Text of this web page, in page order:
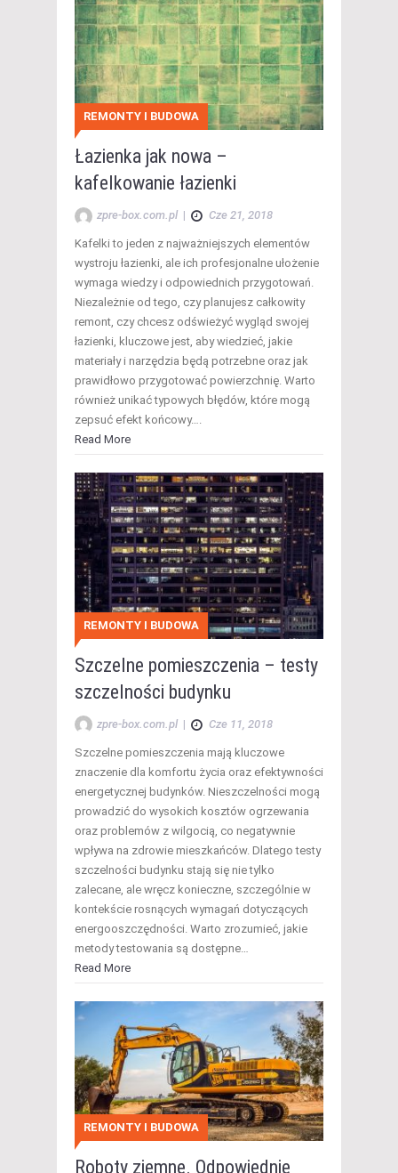
REMONTY I BUDOWA
Łazienka jak nowa –
kafelkowanie łazienki
zpre-box.com.pl | Cze 21, 2018
Kafelki to jeden z najważniejszych elementów
wystroju łazienki, ale ich profesjonalne ułożenie
wymaga wiedzy i odpowiednich przygotowań.
Niezależnie od tego, czy planujesz całkowity
remont, czy chcesz odświeżyć wygląd swojej
łazienki, kluczowe jest, aby wiedzieć, jakie
materiały i narzędzia będą potrzebne oraz jak
prawidłowo przygotować powierzchnię. Warto
również unikać typowych błędów, które mogą
zepsuć efekt końcowy….
Read More
REMONTY I BUDOWA
Szczelne pomieszczenia – testy
szczelności budynku
zpre-box.com.pl | Cze 11, 2018
Szczelne pomieszczenia mają kluczowe
znaczenie dla komfortu życia oraz efektywności
energetycznej budynków. Nieszczelności mogą
prowadzić do wysokich kosztów ogrzewania
oraz problemów z wilgocią, co negatywnie
wpływa na zdrowie mieszkańców. Dlatego testy
szczelności budynku stają się nie tylko
zalecane, ale wręcz konieczne, szczególnie w
kontekście rosnących wymagań dotyczących
energooszczędności. Warto zrozumieć, jakie
metody testowania są dostępne…
Read More
REMONTY I BUDOWA
Roboty ziemne. Odpowiednie